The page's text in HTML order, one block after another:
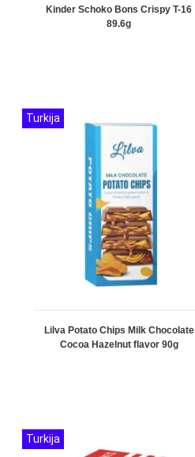
Kinder Schoko Bons Crispy T-16
89.6g
Lilva Potato Chips Milk Chocolate
Cocoa Hazelnut flavor 90g
Turkija
Turkija